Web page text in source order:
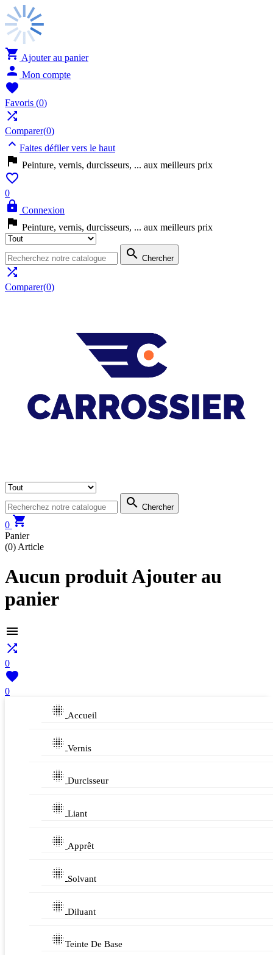
 Ajouter au panier
 Mon compte

Favoris (0)

Comparer(0)
 Faites défiler vers le haut
 Peinture, vernis, durcisseurs, ... aux meilleurs prix

0
 Connexion
 Peinture, vernis, durcisseurs, ... aux meilleurs prix
 Chercher

Comparer(0)
 Chercher
0 
Panier
(0) Article
Aucun produit Ajouter au
panier


0

0
 Accueil
 Vernis
 Durcisseur
 Liant
 Apprêt
 Solvant
 Diluant
Teinte De Base